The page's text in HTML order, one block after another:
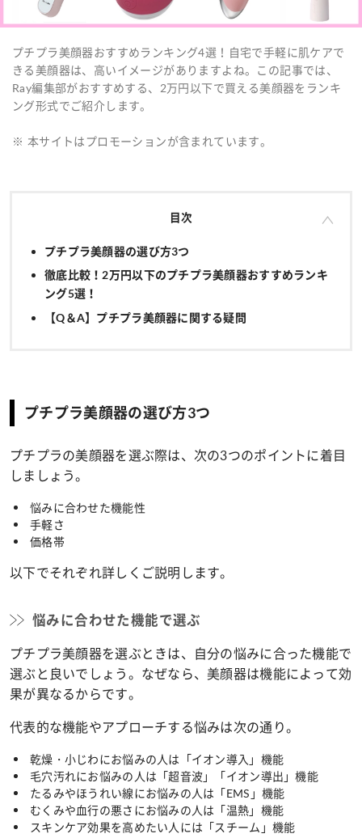
プチプラ美顔器おすすめランキング4選！自宅で手軽に肌ケアで
きる美顔器は、高いイメージがありますよね。この記事では、
Ray編集部がおすすめする、2万円以下で買える美顔器をランキ
ング形式でご紹介します。
※ 本サイトはプロモーションが含まれています。
目次
プチプラ美顔器の選び方3つ
徹底比較！2万円以下のプチプラ美顔器おすすめランキ
ング5選！
【Q＆A】プチプラ美顔器に関する疑問
プチプラ美顔器の選び方3つ
プチプラの美顔器を選ぶ際は、次の3つのポイントに着目
しましょう。
悩みに合わせた機能性
手軽さ
価格帯
以下でそれぞれ詳しくご説明します。
悩みに合わせた機能で選ぶ
プチプラ美顔器を選ぶときは、自分の悩みに合った機能で
選ぶと良いでしょう。なぜなら、美顔器は機能によって効
果が異なるからです。
代表的な機能やアプローチする悩みは次の通り。
乾燥・小じわにお悩みの人は「イオン導入」機能
毛穴汚れにお悩みの人は「超音波」「イオン導出」機能
たるみやほうれい線にお悩みの人は「EMS」機能
むくみや血行の悪さにお悩みの人は「温熱」機能
スキンケア効果を高めたい人には「スチーム」機能